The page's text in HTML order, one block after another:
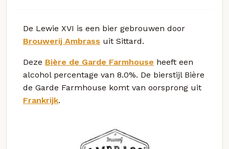
De Lewie XVI is een bier gebrouwen door
Brouwerij Ambrass uit Sittard.
Deze Bière de Garde Farmhouse heeft een
alcohol percentage van 8.0%. De bierstijl Bière
de Garde Farmhouse komt van oorsprong uit
Frankrijk.